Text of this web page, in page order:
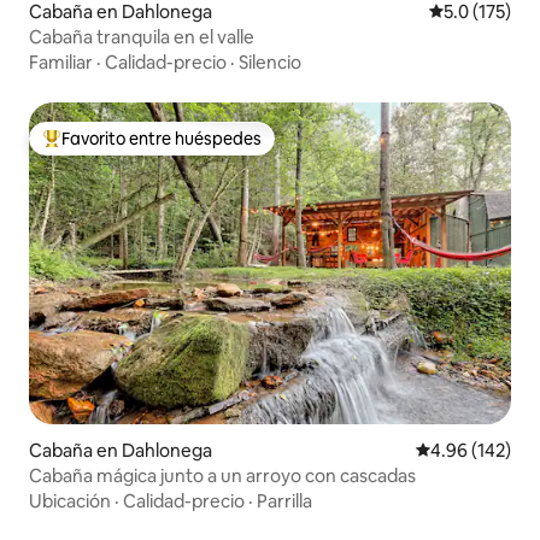
Cabaña en Dahlonega Calificación
5.0 (175)
Cabaña tranquila en el valle
Familiar · Calidad-precio · Silencio
Favorito entre huéspedes preferido
Favorito entre huéspedes
Cabaña en Dahlonega Calificación
4.96 (142)
Cabaña mágica junto a un arroyo con cascadas
Ubicación · Calidad-precio · Parrilla